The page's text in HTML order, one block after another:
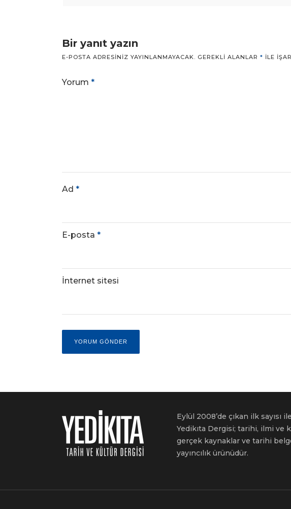
Bir yanıt yazın
E-POSTA ADRESINIZ YAYINLANMAYACAK. GEREKLI ALANLAR * ILE
Yorum *
Ad *
E-posta *
İnternet sitesi
Eylül 2008’de çıkan ilk sayısı
Yedikıta Dergisi; tarihi, ilmi
gerçek kaynaklar ve tarihi
yayıncılık ürünüdür.